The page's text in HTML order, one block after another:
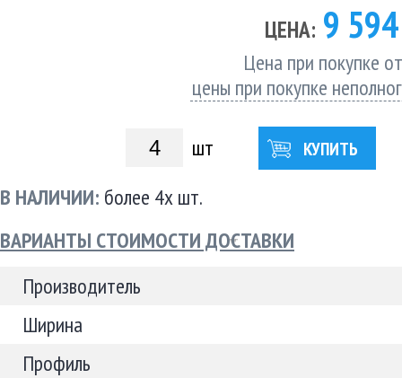
ЦЕНА: 9
Цена при покупке
цены при покупке
шт КУПИТЬ
В НАЛИЧИИ: более 4х шт.
ВАРИАНТЫ СТОИМОСТИ ДОСТАВКИ
Производитель
Ширина
Профиль